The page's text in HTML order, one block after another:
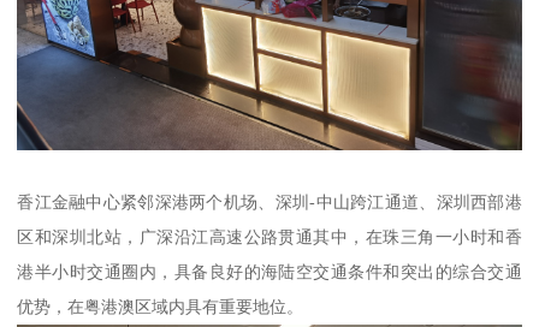
香江金融中心紧邻深港两个机场、深圳-中山跨江通道、深圳西部港
区和深圳北站，广深沿江高速公路贯通其中，在珠三角一小时和香
港半小时交通圈内，具备良好的海陆空交通条件和突出的综合交通
优势，在粤港澳区域内具有重要地位。